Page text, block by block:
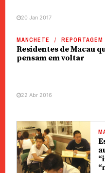
20 Jan 2017
MANCHETE REPORTAGEM
Residentes de Macau
pensam em voltar
22 Abr 2016